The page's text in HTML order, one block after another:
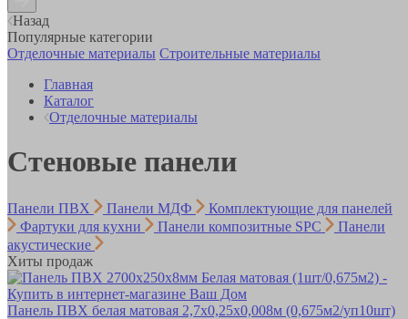
Назад
Популярные категории
Отделочные материалы Строительные материалы
Главная
Каталог
Отделочные материалы
Стеновые панели
Панели ПВХ Панели МДФ
Комплектующие для панелей
Фартуки для кухни
Панели композитные SPC
Панели
акустические
Хиты продаж
Панель ПВХ белая матовая 2,7х0,25х0,008м (0,675м2/уп10шт)